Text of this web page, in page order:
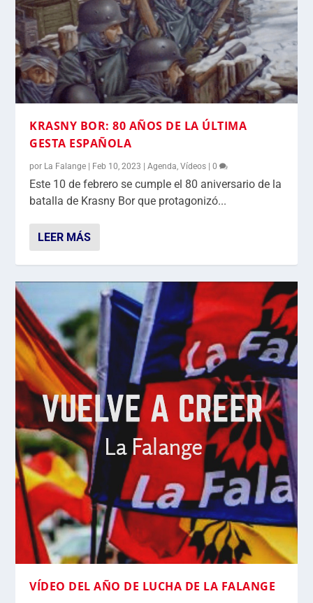
KRASNY BOR: 80 AÑOS DE LA ÚLTIMA
GESTA ESPAÑOLA
por La Falange Feb 10, 2023 |Agenda,Vídeos |0
Este 10 de febrero se cumple el 80 aniversario de la
batalla de Krasny Bor que protagonizó...
LEER MÁS
VÍDEO DEL AÑO DE LUCHA DE LA FALANGE